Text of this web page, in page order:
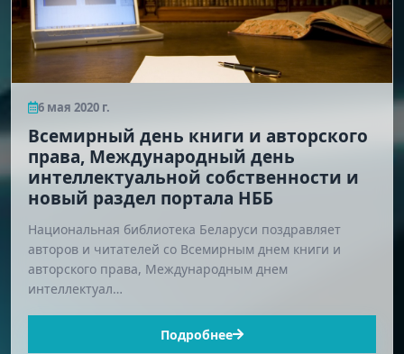
6 мая 2020 г.
Всемирный день книги и авторского
права, Международный день
интеллектуальной собственности и
новый раздел портала НББ
Национальная библиотека Беларуси поздравляет
авторов и читателей со Всемирным днем книги и
авторского права, Международным днем
интеллектуал…
Подробнее